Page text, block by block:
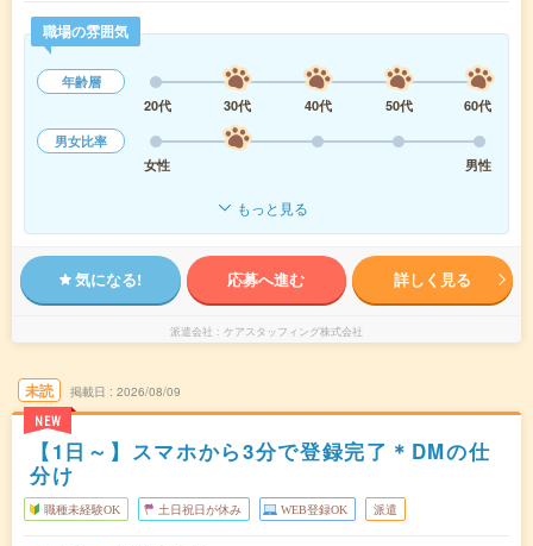
職場の雰囲気
年齢層
20代
30代 40代 50代
60代
男女比率
女性
男性
もっと見る
気になる! 応募へ進む 詳しく見る
派遣会社 ケアスタッフィング株式会社
未読
NEW
掲載日 2026/08/09
【1日～】スマホから3分で登録完了＊DMの仕
分け
職種未経験OK 土日祝日が休み WEB登録OK 派遣